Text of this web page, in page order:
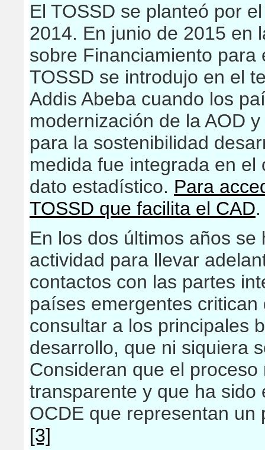
El TOSSD se planteó por
2014. En junio de 2015 en
sobre Financiamiento
TOSSD se introdujo en el
Addis Abeba cuando los
modernización de la AOD
para la sostenibilidad
medida fue integrada en
dato estadístico. Para
TOSSD que facilita el CAD.
En los dos últimos años
actividad para llevar
contactos con las partes
países emergentes
consultar a los principales
desarrollo, que ni siquiera
Consideran que el
transparente y que ha
OCDE que representan
[3]